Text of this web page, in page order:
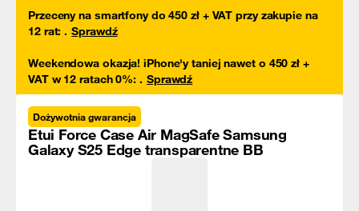
Przeceny na smartfony do 450 zł + VAT przy zakupie na
12 rat: . Sprawdź
Weekendowa okazja! iPhone'y taniej nawet o 450 zł +
VAT w 12 ratach 0%: . Sprawdź
Dożywotnia gwarancja
Etui Force Case Air MagSafe Samsung
Galaxy S25 Edge transparentne BB